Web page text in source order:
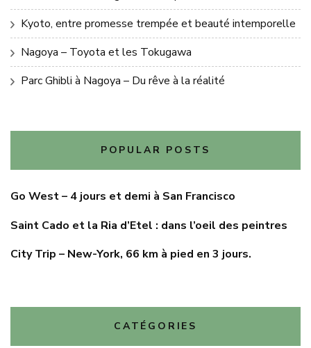
Kyoto, entre promesse trempée et beauté intemporelle
Nagoya – Toyota et les Tokugawa
Parc Ghibli à Nagoya – Du rêve à la réalité
POPULAR POSTS
Go West – 4 jours et demi à San Francisco
Saint Cado et la Ria d’Etel : dans l’oeil des peintres
City Trip – New-York, 66 km à pied en 3 jours.
CATÉGORIES